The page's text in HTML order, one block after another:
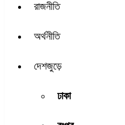
রাজনীতি
অর্থনীতি
দেশজুড়ে
ঢাকা